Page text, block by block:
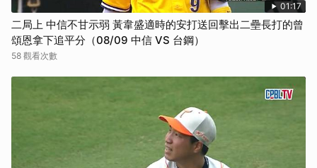
01:17
二局上 中信不甘示弱 黃韋盛適時的安打送回擊出二壘長打的曾
頌恩拿下追平分（08/09 中信 VS 台鋼）
58 觀看次數